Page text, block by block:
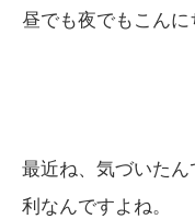
昼でも夜でもこん
最近ね、気づいた
利なんですよね。